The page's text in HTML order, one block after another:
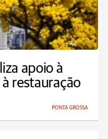
apoio à
restauração
PONTA GROSSA